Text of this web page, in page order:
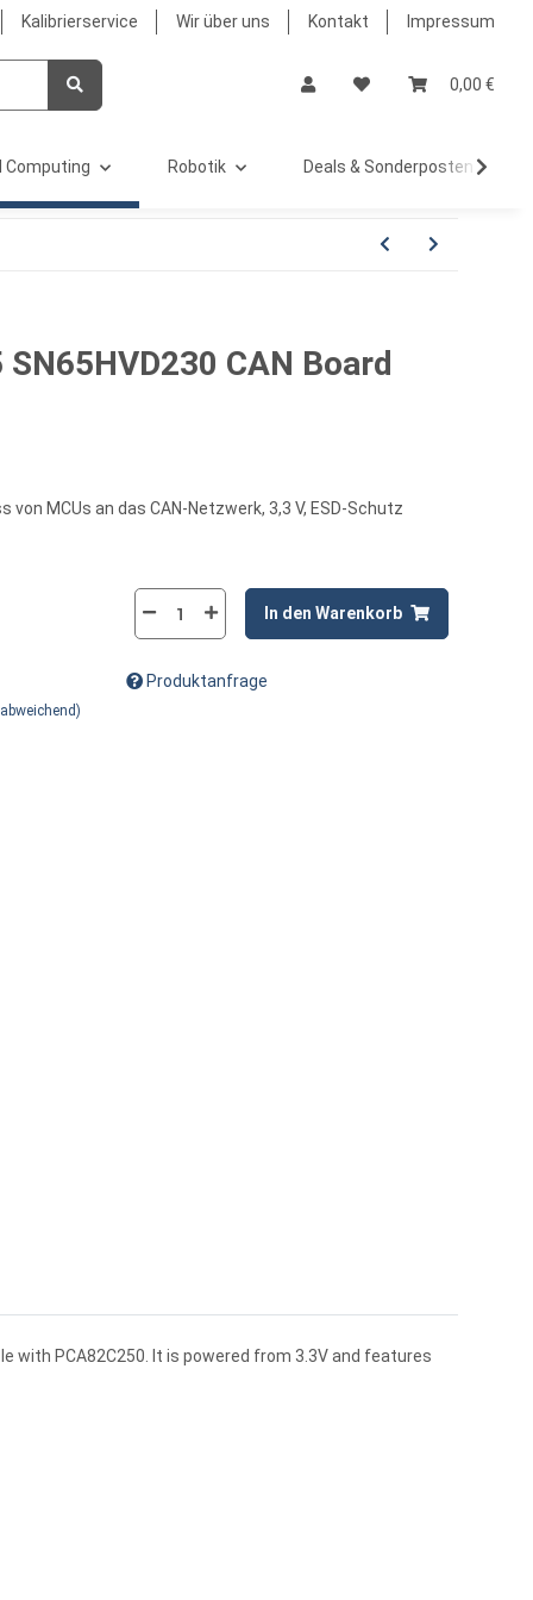
Kalibrierservice Wir über uns Kontakt Impressum
0,00 €
Computing Robotik Deals & Sonderposten %
CAN Board
MCUs an das CAN-Netzwerk, 3,3 V, ESD-Schutz
In den Warenkorb
Produktanfrage
with PCA82C250. It is powered from 3.3V and features